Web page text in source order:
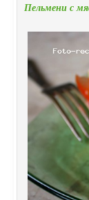
Пельмени с